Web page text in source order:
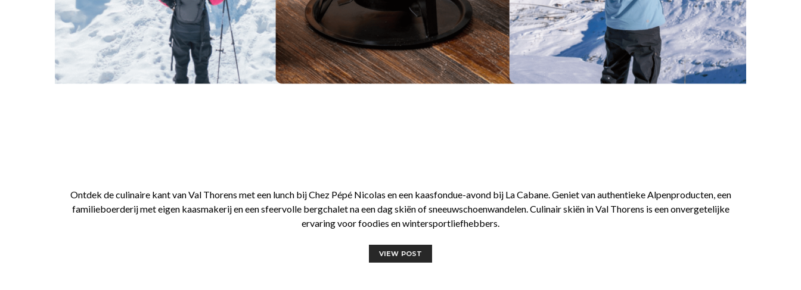
Ontdek de culinaire kant van Val Thorens met een lunch bij Chez Pépé Nicolas en een kaasfondue-avond bij La Cabane. Geniet van authentieke Alpenproducten, een
familieboerderij met eigen kaasmakerij en een sfeervolle bergchalet na een dag skiën of sneeuwschoenwandelen. Culinair skiën in Val Thorens is een onvergetelijke
ervaring voor foodies en wintersportliefhebbers.
VIEW POST